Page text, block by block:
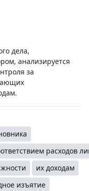
дела,
анализируется
за
расходов
их доходам
изъятие